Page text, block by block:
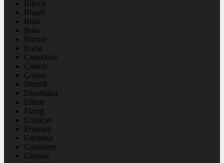
Bilecik
Bingöl
Bitlis
Bolu
Burdur
Bursa
Çanakkale
Çankırı
Çorum
Denizli
Diyarbakır
Edirne
Elazığ
Erzincan
Erzurum
Eskişehir
Gaziantep
Giresun